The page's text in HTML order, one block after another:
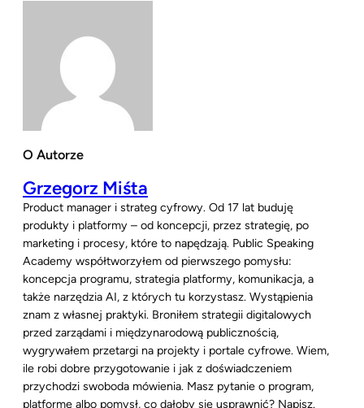
O Autorze
Grzegorz Miśta
Product manager i strateg cyfrowy. Od 17 lat buduję
produkty i platformy – od koncepcji, przez strategię, po
marketing i procesy, które to napędzają. Public Speaking
Academy współtworzyłem od pierwszego pomysłu:
koncepcja programu, strategia platformy, komunikacja, a
także narzędzia AI, z których tu korzystasz. Wystąpienia
znam z własnej praktyki. Broniłem strategii digitalowych
przed zarządami i międzynarodową publicznością,
wygrywałem przetargi na projekty i portale cyfrowe. Wiem,
ile robi dobre przygotowanie i jak z doświadczeniem
przychodzi swoboda mówienia. Masz pytanie o program,
platformę albo pomysł, co dałoby się usprawnić? Napisz.